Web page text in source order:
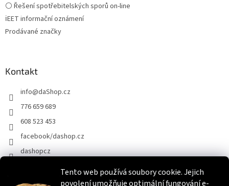
Tento web používá soubory cookie. Jejich
povolení umožňuje optimální fungování e-
⚪ Řešení spotřebitelských sporů on-line
ℹEET informační oznámení
Prodávané značky
Kontakt
info@daShop.cz
776 659 689
608 523 453
facebook/dashop.cz
dashopcz